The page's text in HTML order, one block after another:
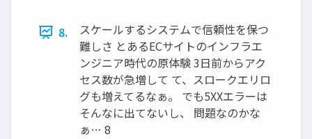
8.
スケールするシステムで信頼性を保つ
難しさ とあるECサイトのインフラエ
ンジニア時代の原体験 3日前からアク
セス数が急増して て、スロークエリロ
グも増えてるなぁ。 でも5XXエラーは
そんなに出てないし、 問題なのかな
ぁ… 8